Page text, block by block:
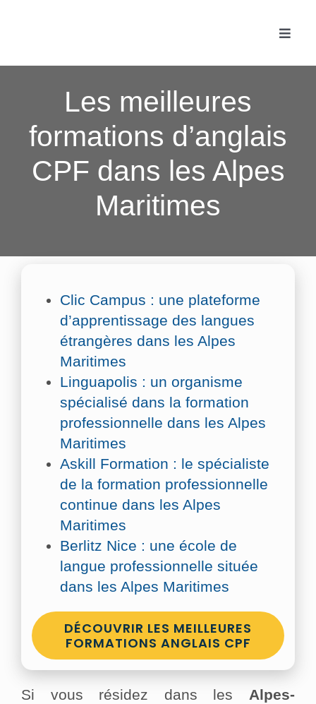
Toggle
Les meilleures
formations d’anglais
CPF dans les Alpes
Maritimes
Clic Campus : une plateforme
d’apprentissage des langues
étrangères dans les Alpes
Maritimes
Linguapolis : un organisme
spécialisé dans la formation
professionnelle dans les Alpes
Maritimes
Askill Formation : le spécialiste
de la formation professionnelle
continue dans les Alpes
Maritimes
Berlitz Nice : une école de
langue professionnelle située
dans les Alpes Maritimes
DÉCOUVRIR LES MEILLEURES
FORMATIONS ANGLAIS CPF
Si vous résidez dans les Alpes-